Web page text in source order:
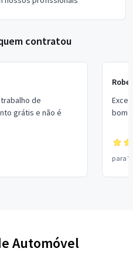
contratou
de
grátis e não é
bom
para
Automóvel